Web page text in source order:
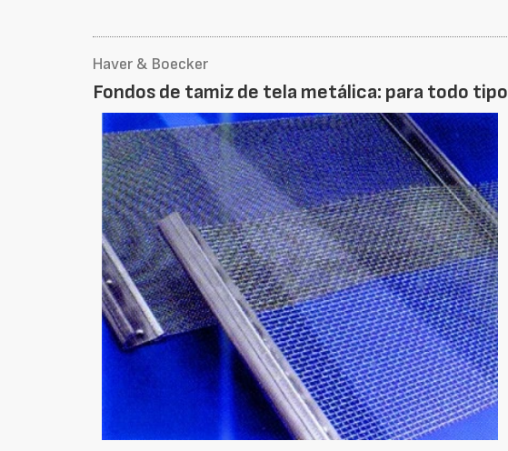
Haver & Boecker
Fondos de tamiz de tela metálica: para todo